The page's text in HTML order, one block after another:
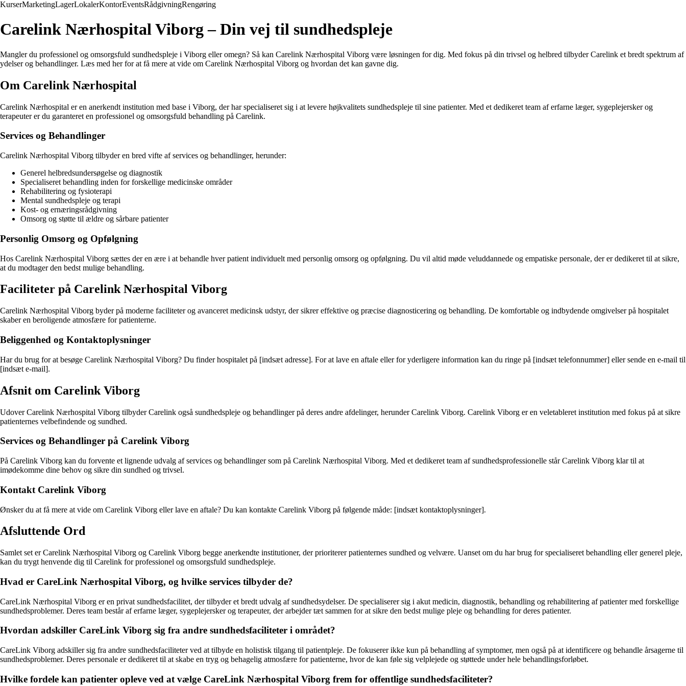
KurserMarketingLagerLokalerKontorEventsRådgivningRengøring
Carelink Nærhospital Viborg – Din vej til sundhedspleje
Mangler du professionel og omsorgsfuld sundhedspleje i Viborg eller omegn? Så kan Carelink Nærhospital Viborg være løsningen for dig. Med fokus på din trivsel og helbred tilbyder Carelink et bredt spektrum af
ydelser og behandlinger. Læs med her for at få mere at vide om Carelink Nærhospital Viborg og hvordan det kan gavne dig.
Om Carelink Nærhospital
Carelink Nærhospital er en anerkendt institution med base i Viborg, der har specialiseret sig i at levere højkvalitets sundhedspleje til sine patienter. Med et dedikeret team af erfarne læger, sygeplejersker og
terapeuter er du garanteret en professionel og omsorgsfuld behandling på Carelink.
Services og Behandlinger
Carelink Nærhospital Viborg tilbyder en bred vifte af services og behandlinger, herunder:
Generel helbredsundersøgelse og diagnostik
Specialiseret behandling inden for forskellige medicinske områder
Rehabilitering og fysioterapi
Mental sundhedspleje og terapi
Kost- og ernæringsrådgivning
Omsorg og støtte til ældre og sårbare patienter
Personlig Omsorg og Opfølgning
Hos Carelink Nærhospital Viborg sættes der en ære i at behandle hver patient individuelt med personlig omsorg og opfølgning. Du vil altid møde veluddannede og empatiske personale, der er dedikeret til at sikre,
at du modtager den bedst mulige behandling.
Faciliteter på Carelink Nærhospital Viborg
Carelink Nærhospital Viborg byder på moderne faciliteter og avanceret medicinsk udstyr, der sikrer effektive og præcise diagnosticering og behandling. De komfortable og indbydende omgivelser på hospitalet
skaber en beroligende atmosfære for patienterne.
Beliggenhed og Kontaktoplysninger
Har du brug for at besøge Carelink Nærhospital Viborg? Du finder hospitalet på [indsæt adresse]. For at lave en aftale eller for yderligere information kan du ringe på [indsæt telefonnummer] eller sende en e-mail til
[indsæt e-mail].
Afsnit om Carelink Viborg
Udover Carelink Nærhospital Viborg tilbyder Carelink også sundhedspleje og behandlinger på deres andre afdelinger, herunder Carelink Viborg. Carelink Viborg er en veletableret institution med fokus på at sikre
patienternes velbefindende og sundhed.
Services og Behandlinger på Carelink Viborg
På Carelink Viborg kan du forvente et lignende udvalg af services og behandlinger som på Carelink Nærhospital Viborg. Med et dedikeret team af sundhedsprofessionelle står Carelink Viborg klar til at
imødekomme dine behov og sikre din sundhed og trivsel.
Kontakt Carelink Viborg
Ønsker du at få mere at vide om Carelink Viborg eller lave en aftale? Du kan kontakte Carelink Viborg på følgende måde: [indsæt kontaktoplysninger].
Afsluttende Ord
Samlet set er Carelink Nærhospital Viborg og Carelink Viborg begge anerkendte institutioner, der prioriterer patienternes sundhed og velvære. Uanset om du har brug for specialiseret behandling eller generel pleje,
kan du trygt henvende dig til Carelink for professionel og omsorgsfuld sundhedspleje.
Hvad er CareLink Nærhospital Viborg, og hvilke services tilbyder de?
CareLink Nærhospital Viborg er en privat sundhedsfacilitet, der tilbyder et bredt udvalg af sundhedsydelser. De specialiserer sig i akut medicin, diagnostik, behandling og rehabilitering af patienter med forskellige
sundhedsproblemer. Deres team består af erfarne læger, sygeplejersker og terapeuter, der arbejder tæt sammen for at sikre den bedst mulige pleje og behandling for deres patienter.
Hvordan adskiller CareLink Viborg sig fra andre sundhedsfaciliteter i området?
CareLink Viborg adskiller sig fra andre sundhedsfaciliteter ved at tilbyde en holistisk tilgang til patientpleje. De fokuserer ikke kun på behandling af symptomer, men også på at identificere og behandle årsagerne til
sundhedsproblemer. Deres personale er dedikeret til at skabe en tryg og behagelig atmosfære for patienterne, hvor de kan føle sig velplejede og støttede under hele behandlingsforløbet.
Hvilke fordele kan patienter opleve ved at vælge CareLink Nærhospital Viborg frem for offentlige sundhedsfaciliteter?